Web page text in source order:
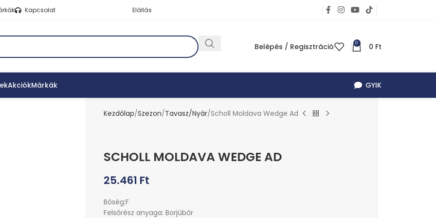
Kapcsolat Elállás
Belépés / Regisztráció 0 0 Ft
AkciókMárkák GYIK
Kezdőlap Szezon Tavasz/Nyár Scholl Moldava Wedge Ad
SCHOLL MOLDAVA WEDGE AD
25.461 Ft
Bőség:F
Felsőrész anyaga: Borjúbőr